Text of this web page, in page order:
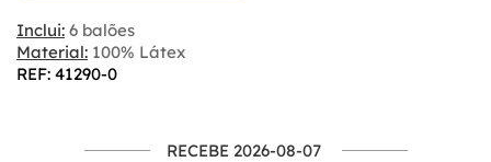
Inclui: 6 balões
Material: 100% Látex
REF: 41290-0
RECEBE 2026-08-07